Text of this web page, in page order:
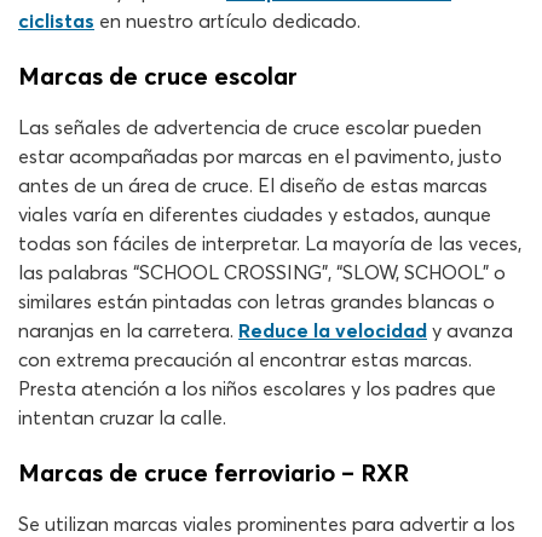
ciclistas en nuestro artículo dedicado.
Marcas de cruce escolar
Las señales de advertencia de cruce escolar pueden
estar acompañadas por marcas en el pavimento, justo
antes de un área de cruce. El diseño de estas marcas
viales varía en diferentes ciudades y estados, aunque
todas son fáciles de interpretar. La mayoría de las veces,
las palabras “SCHOOL CROSSING”, “SLOW, SCHOOL” o
similares están pintadas con letras grandes blancas o
naranjas en la carretera. Reduce la velocidad y avanza
con extrema precaución al encontrar estas marcas.
Presta atención a los niños escolares y los padres que
intentan cruzar la calle.
Marcas de cruce ferroviario – RXR
Se utilizan marcas viales prominentes para advertir a los